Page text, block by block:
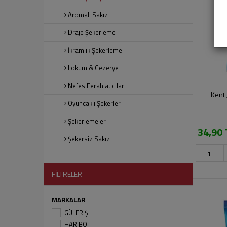
Aromalı Sakız
Draje Şekerleme
İkramlık Şekerleme
Lokum & Cezerye
Nefes Ferahlatıcılar
Oyuncaklı Şekerler
Şekerlemeler
Şekersiz Sakız
FİLTRELER
MARKALAR
GÜLER.Ş
HARIBO
Kent
34,90